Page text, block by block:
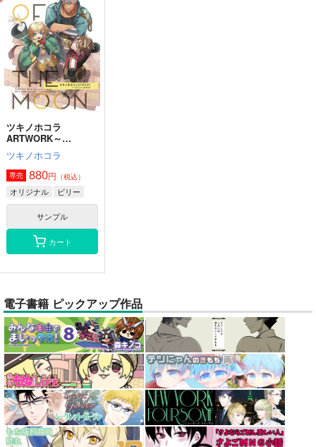
ツキノホコラ
ARTWORK～
2023Summer
ツキノホコラ
専売 880円 （税込）
オリジナル ビリー
サンプル
カート
電子書籍 ピックアップ作品